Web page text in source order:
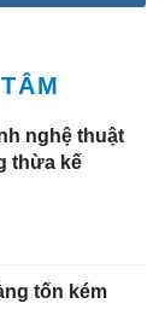
nghệ thuật
thừa kế
tốn kém